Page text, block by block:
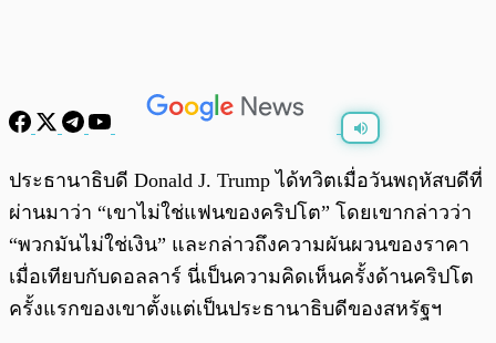
พร้อมเล่น 0:00 0:00
ประธานาธิบดี Donald J. Trump ได้ทวิตเมื่อวันพฤหัสบดีที่
ผ่านมาว่า “เขาไม่ใช่แฟนของคริปโต” โดยเขากล่าวว่า
“พวกมันไม่ใช่เงิน” และกล่าวถึงความผันผวนของราคา
เมื่อเทียบกับดอลลาร์ นี่เป็นความคิดเห็นครั้งด้านคริปโต
ครั้งแรกของเขาตั้งแต่เป็นประธานาธิบดีของสหรัฐฯ